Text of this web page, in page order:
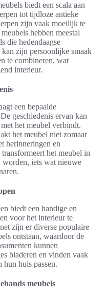
biedt een scala aan
tot tijdloze antieke
zijn vaak moeilijk te
hebben meestal
die hedendaagse
zijn persoonlijke smaak
te combineren, wat
interieur.
een bepaalde
geschiedenis ervan kan
het meubel verbindt.
het meubel niet zomaar
herinneringen en
het meubel in
worden, iets wat nieuwe
biedt een handige en
voor het interieur te
zijn er diverse populaire
ontstaan, waardoor de
kunnen
bladeren en vinden vaak
huis passen.
meubels